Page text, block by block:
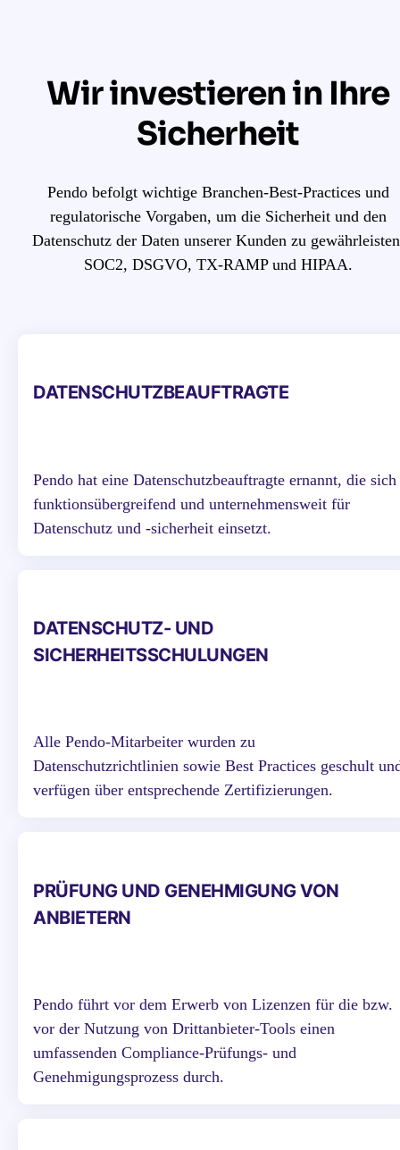
Wir investieren in Ihre
Sicherheit
Pendo befolgt wichtige Branchen-Best-Practices und
regulatorische Vorgaben, um die Sicherheit und den
Datenschutz der Daten unserer Kunden zu
SOC2, DSGVO, TX-RAMP und HIPAA.
DATENSCHUTZBEAUFTRAGTE
Pendo hat eine Datenschutzbeauftragte ernannt, die sich
funktionsübergreifend und unternehmensweit für
Datenschutz und -sicherheit einsetzt.
DATENSCHUTZ- UND
SICHERHEITSSCHULUNGEN
Alle Pendo-Mitarbeiter wurden zu
Datenschutzrichtlinien sowie Best Practices geschult
verfügen über entsprechende Zertifizierungen.
PRÜFUNG UND GENEHMIGUNG VON
ANBIETERN
Pendo führt vor dem Erwerb von Lizenzen für die bzw.
vor der Nutzung von Drittanbieter-Tools einen
umfassenden Compliance-Prüfungs- und
Genehmigungsprozess durch.